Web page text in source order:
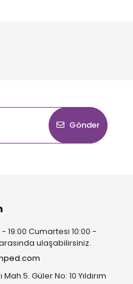
Gönder
19:00 Cumartesi 10:00 -
ulaşabilirsiniz.
Mah.5. Güler No: 10 Yıldırım